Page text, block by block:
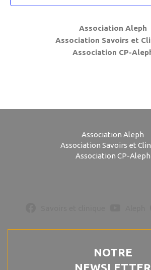
Association Aleph
Association Savoirs et
Association CP-
Association Aleph
Association Savoirs et
Association CP-Aleph
NOTRE
NEWSLETTER